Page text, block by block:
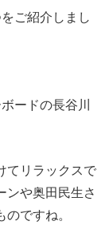
ご紹介しまし
ードの長谷川
てリラックスで
ンや奥田民生さ
ですね。